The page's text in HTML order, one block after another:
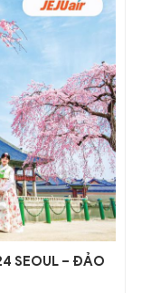
SEOUL – ĐẢO